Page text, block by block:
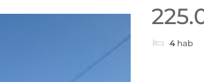
4 hab